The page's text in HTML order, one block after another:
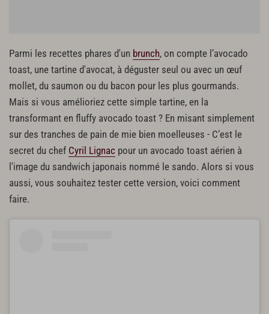
Parmi les recettes phares d'un brunch, on compte l’avocado
toast, une tartine d'avocat, à déguster seul ou avec un œuf
mollet, du saumon ou du bacon pour les plus gourmands.
Mais si vous amélioriez cette simple tartine, en la
transformant en fluffy avocado toast ? En misant simplement
sur des tranches de pain de mie bien moelleuses - C’est le
secret du chef Cyril Lignac pour un avocado toast aérien à
l'image du sandwich japonais nommé le sando. Alors si vous
aussi, vous souhaitez tester cette version, voici comment
faire.